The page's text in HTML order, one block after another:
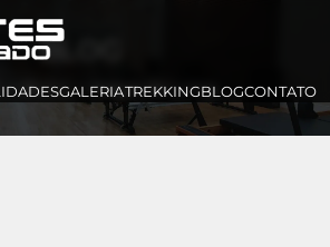
GALERIATREKKINGBLOGCONTATO
BLOG
>BLOG>Katya de Lima